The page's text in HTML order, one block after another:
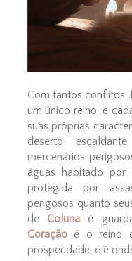
Com tantos conflitos,
um único reino, e
suas próprias
deserto
mercenários
águas habitado por
protegida por
perigosos quanto
de Coluna é
Coração é o reino
prosperidade, e é